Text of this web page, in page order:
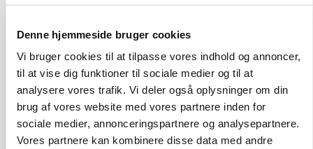
Denne hjemmeside bruger cookies
Vi bruger cookies til at tilpasse vores indhold og annoncer,
til at vise dig funktioner til sociale medier og til at
analysere vores trafik. Vi deler også oplysninger om din
brug af vores website med vores partnere inden for
sociale medier, annonceringspartnere og analysepartnere.
Vores partnere kan kombinere disse data med andre
KVÆG
Snart kan man søge tilskud til naturprojekter